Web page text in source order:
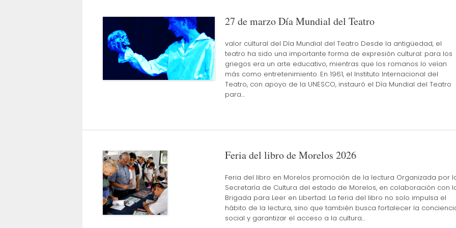
27 de marzo Día Mundial del Teatro
valor cultural del Día Mundial del Teatro Desde la antigüedad, el
teatro ha sido una importante forma de expresión cultural: para los
griegos era un arte educativo, mientras que los romanos lo veían
más como entretenimiento. En 1961, el Instituto Internacional del
Teatro, con apoyo de la UNESCO, instauró el Día Mundial del Teatro
para…
Feria del libro de Morelos 2026
Feria del libro en Morelos promoción de la lectura Organizada por
Secretaría de Cultura del estado de Morelos, en colaboración con
Brigada para Leer en Libertad. La feria del libro no solo impulsa el
hábito de la lectura, sino que también busca fortalecer la
social y garantizar el acceso a la cultura…